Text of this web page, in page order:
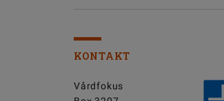
KONTAKT
Vårdfokus